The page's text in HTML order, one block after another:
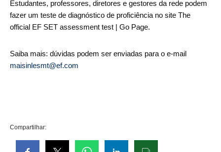
Estudantes, professores, diretores e gestores da rede podem
fazer um teste de diagnóstico de proficiência no site The
official EF SET assessment test | Go Page.
Saiba mais: dúvidas podem ser enviadas para o e-mail
maisinlesmt@ef.com
Compartilhar: